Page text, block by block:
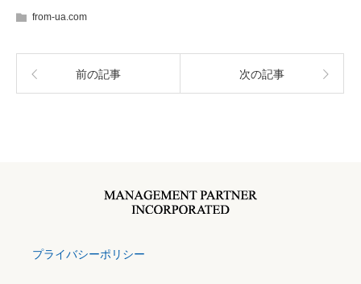
from-ua.com
前の記事 次の記事
プライバシーポリシー